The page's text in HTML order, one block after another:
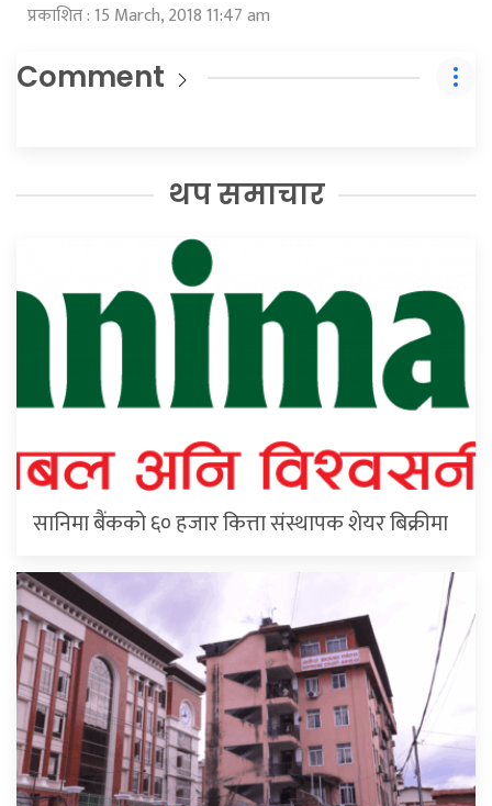
प्रकाशित : 15 March, 2018 11:47 am
Comment
थप समाचार
सानिमा बैंकको ६० हजार कित्ता संस्थापक शेयर बिक्रीमा